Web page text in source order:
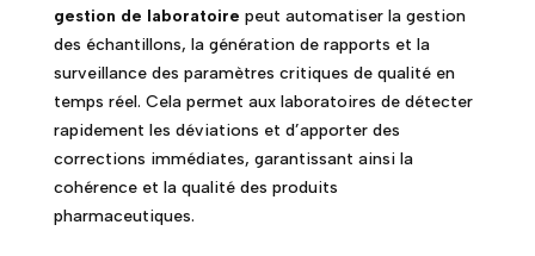
gestion de laboratoire peut automatiser la gestion
des échantillons, la génération de rapports et la
surveillance des paramètres critiques de qualité en
temps réel. Cela permet aux laboratoires de détecter
rapidement les déviations et d’apporter des
corrections immédiates, garantissant ainsi la
cohérence et la qualité des produits
pharmaceutiques.